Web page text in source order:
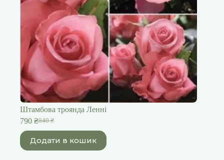
Штамбова троянда Ленні
840₴
Оригінальна
ціна:
840 ₴.
790 ₴Поточна
ціна:
790 ₴.
Додати в кошик